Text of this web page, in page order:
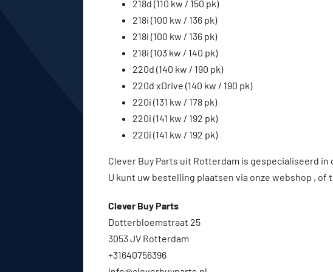
218d (110 kw / 150 pk)
218i (100 kw / 136 pk)
218i (100 kw / 136 pk)
218i (103 kw / 140 pk)
220d (140 kw / 190 pk)
220d xDrive (140 kw / 190 pk)
220i (131 kw / 178 pk)
220i (141 kw / 192 pk)
220i (141 kw / 192 pk)
Clever Buy Parts uit Rotterdam is gespecialiseerd in
U kunt uw bestelling plaatsen via onze webshop , of
Clever Buy Parts
Dotterbloemstraat 25
3053 JV Rotterdam
+31640756396